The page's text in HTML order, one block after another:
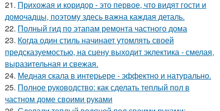
21. Прихожая и коридор - это первое, что видят гости и
домочадцы, поэтому здесь важна каждая деталь.
22. Полный гид по этапам ремонта частного дома
23. Когда один стиль начинает утомлять своей
предсказуемостью, на сцену выходит эклектика - смелая,
выразительная и свежая.
24. Медная скала в интерьере - эффектно и натурально.
25. Полное руководство: как сделать теплый пол в
частном доме своими руками